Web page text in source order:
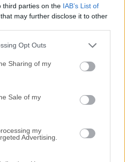
third parties on the IAB’s List of
that may further disclose it to other
Opt Outs
Sharing of my
Sale of my
my
Advertising.
o idea que desees compartir